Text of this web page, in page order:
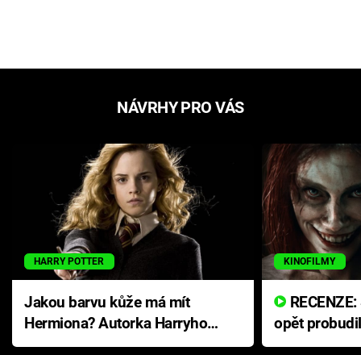
NÁVRHY PRO VÁS
HARRY POTTER
Jakou barvu kůže má mít
Hermiona? Autorka Harryho
Pottera přišla s ráznou
KINOFILMY
opět
přichází s